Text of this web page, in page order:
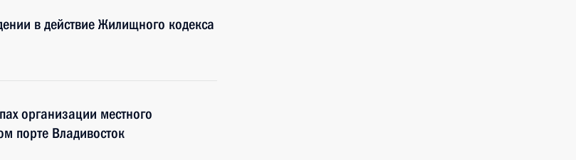
в действие Жилищного кодекса
организации местного
порте Владивосток